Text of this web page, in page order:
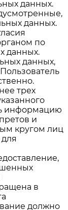
данных.
данных.
по
данных.
данных,
трех
информацию
и
кругом лиц
в
должно